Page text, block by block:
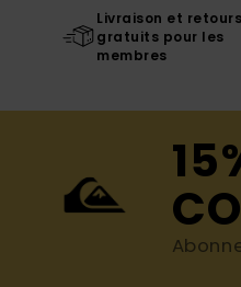
Livraison et retours
gratuits pour les
membres